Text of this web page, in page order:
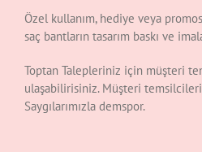
Özel kullanım, hediye veya
saç bantların tasarım baskı ve
Toptan Talepleriniz için müşteri
ulaşabilirisiniz. Müşteri
Saygılarımızla demspor.